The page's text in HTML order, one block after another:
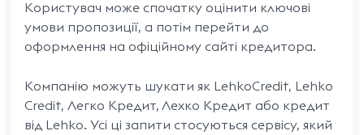
Користувач може спочатку оцінити ключові
умови пропозиції, а потім перейти до
оформлення на офіційному сайті кредитора.
Компанію можуть шукати як LehkoCredit, Lehko
Credit, Легко Кредит, Лехко Кредит або кредит
від Lehko. Усі ці запити стосуються сервісу, який